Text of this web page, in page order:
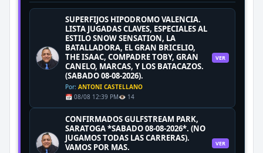
SUPERFIJOS HIPODROMO VALENCIA.
LISTA JUGADAS CLAVES, ESPECIALES AL
ESTILO SNOW SENSATION, LA
BATALLADORA, EL GRAN BRICELIO,
THE ISAAC, COMPADRE TOBY, GRAN
CANELO, MARCAS, Y LOS BATACAZOS.
(SABADO 08-08-2026).
Por: ANTONI CASTELLANO
📅 08/08 12:39 PM👁️ 14
VER
CONFIRMADOS GULFSTREAM PARK,
SARATOGA *SABADO 08-08-2026*. (NO
JUGAMOS TODAS LAS CARRERAS).
VAMOS POR MAS.
VER